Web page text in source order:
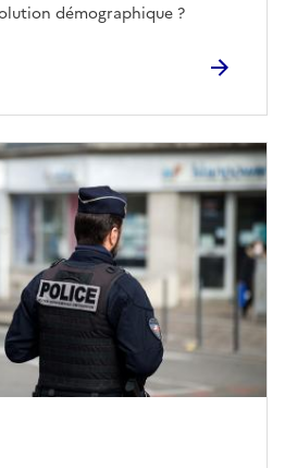
démographique ?